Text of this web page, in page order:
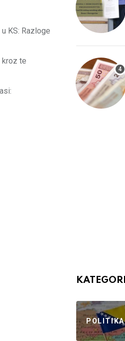
KS: Razloge
kroz te
POLITIKA